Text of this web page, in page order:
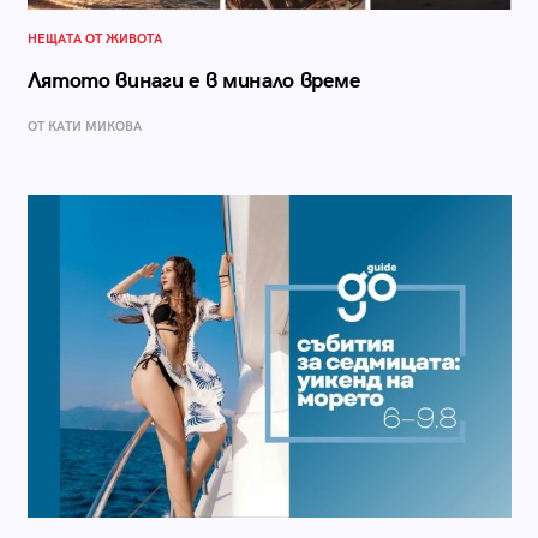
НЕЩАТА ОТ ЖИВОТА
Лятото винаги е в минало време
ОТ КАТИ МИКОВА